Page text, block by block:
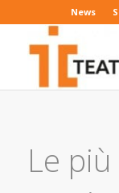
News
Le